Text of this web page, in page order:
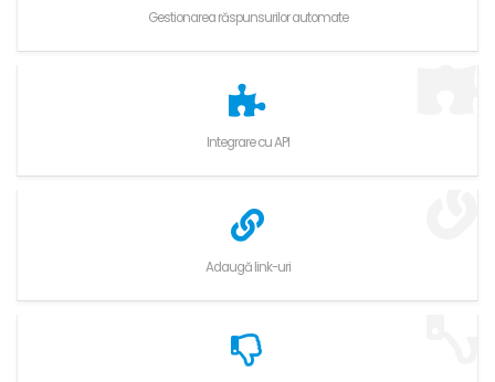
Gestionarea răspunsurilor automate
Integrare cu API
Adaugă link-uri